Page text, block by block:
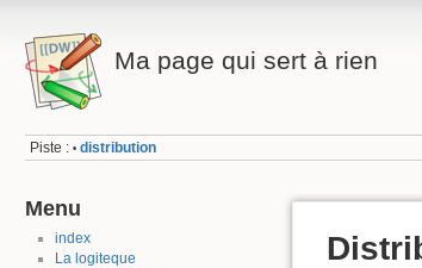
Ma page qui sert à rien
Piste : • distribution
Menu
index
La logiteque